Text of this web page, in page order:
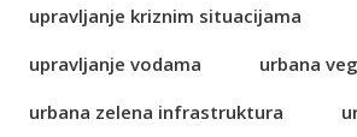
upravljanje kriznim situacijama
upravljanje vodama
urbana
urbana zelena infrastruktura